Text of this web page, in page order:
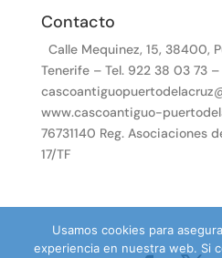
Contacto
Calle Mequinez, 15, 38400,
Tenerife – Tel. 922 38 03 73 –
www.cascoantiguo-
76731140 Reg. Asociaciones
17/TF
Usamos cookies para
experiencia en nuestra web. Si